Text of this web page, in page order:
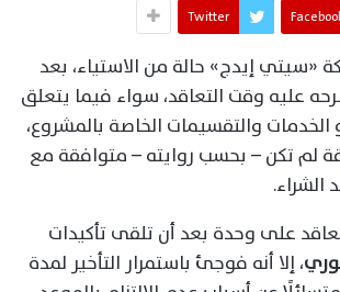
Twitter
«سيتي إيدج» حالة من الاستياء، بعد
عليه وقت التعاقد، سواء فيما يتعلق
الخدمات والتقسيمات الخاصة بالمشروع،
لم تكن – بحسب روايته – متوافقة مع
الشراء.
على وحدة بعد أن تلقى تأكيدات
، إلا أنه فوجئ باستمرار التأخير لمدة